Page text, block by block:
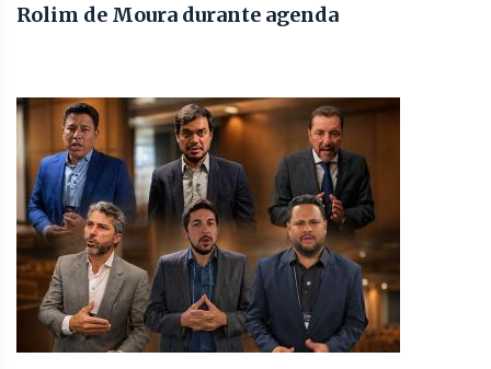
Rolim de Moura durante agenda